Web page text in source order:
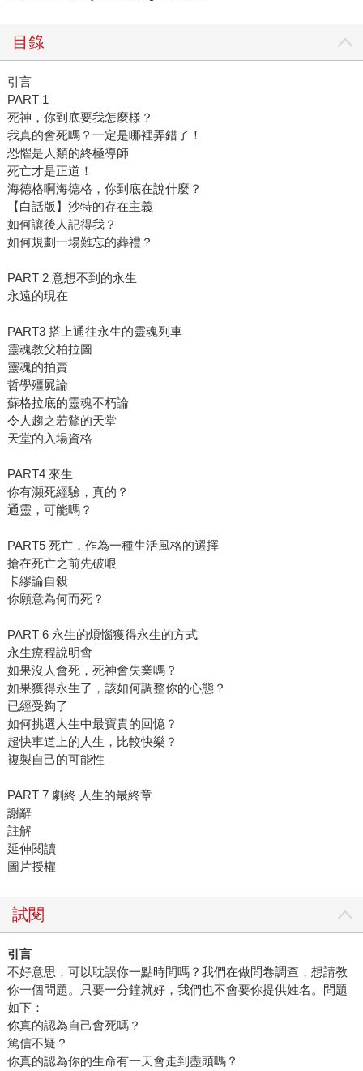
目錄
引言
PART 1
死神，你到底要我怎麼樣？
我真的會死嗎？一定是哪裡弄錯了！
恐懼是人類的終極導師
死亡才是正道！
海德格啊海德格，你到底在說什麼？
【白話版】沙特的存在主義
如何讓後人記得我？
如何規劃一場難忘的葬禮？
PART 2 意想不到的永生
永遠的現在
PART3 搭上通往永生的靈魂列車
靈魂教父柏拉圖
靈魂的拍賣
哲學殭屍論
蘇格拉底的靈魂不朽論
令人趨之若鶩的天堂
天堂的入場資格
PART4 來生
你有瀕死經驗，真的？
通靈，可能嗎？
PART5 死亡，作為一種生活風格的選擇
搶在死亡之前先破哏
卡繆論自殺
你願意為何而死？
PART 6 永生的煩惱獲得永生的方式
永生療程說明會
如果沒人會死，死神會失業嗎？
如果獲得永生了，該如何調整你的心態？
已經受夠了
如何挑選人生中最寶貴的回憶？
超快車道上的人生，比較快樂？
複製自己的可能性
PART 7 劇終 人生的最終章
謝辭
註解
延伸閱讀
圖片授權
試閱
引言
不好意思，可以耽誤你一點時間嗎？我們在做問卷調查，想請教
你一個問題。只要一分鐘就好，我們也不會要你提供姓名。問題
如下：
你真的認為自己會死嗎？
篤信不疑？
你真的認為你的生命有一天會走到盡頭嗎？